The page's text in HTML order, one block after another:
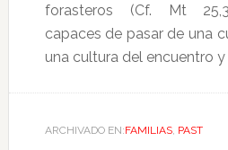
forasteros (Cf. Mt
capaces de pasar de una
una cultura del encuentro
ARCHIVADO EN:FAMILIAS, PAST